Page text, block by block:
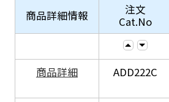
商品詳細情報
注文
Cat.No
商品詳細 ADD222C